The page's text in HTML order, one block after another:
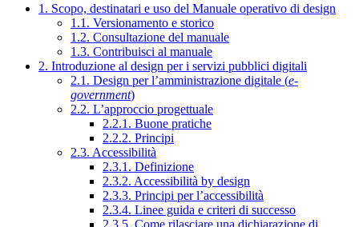
1. Scopo, destinatari e uso del Manuale operativo di design
1.1. Versionamento e storico
1.2. Consultazione del manuale
1.3. Contribuisci al manuale
2. Introduzione al design per i servizi pubblici digitali
2.1. Design per l’amministrazione digitale (e-
government)
2.2. L’approccio progettuale
2.2.1. Buone pratiche
2.2.2. Principi
2.3. Accessibilità
2.3.1. Definizione
2.3.2. Accessibilità by design
2.3.3. Principi per l’accessibilità
2.3.4. Linee guida e criteri di successo
2.3.5. Come rilasciare una dichiarazione di